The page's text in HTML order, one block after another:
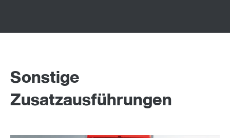
Sonstige
Zusatzausführungen